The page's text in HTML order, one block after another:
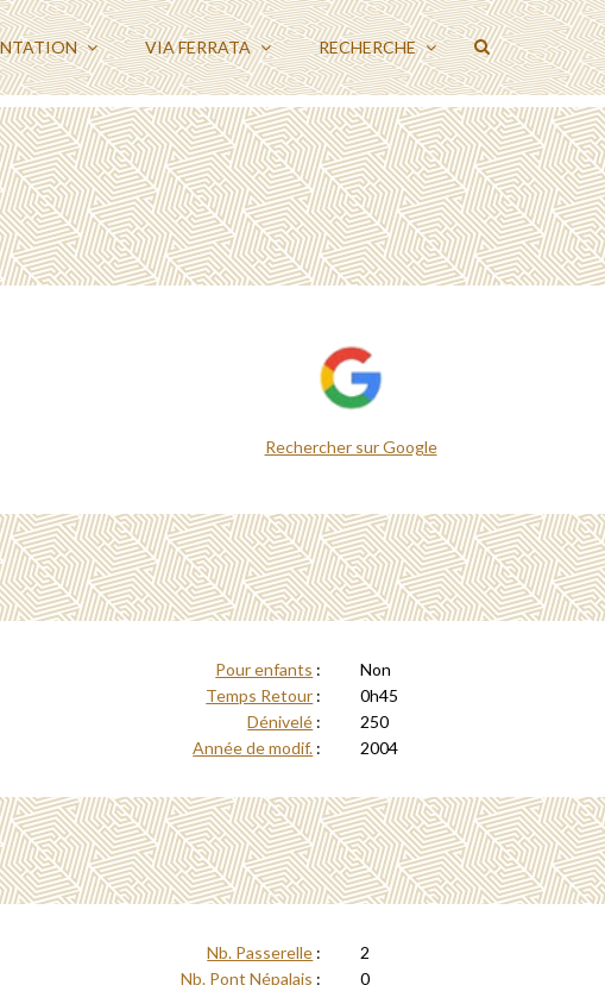
VIA FERRATA RECHERCHE
Rechercher sur Google
Pour enfants :
Non
Temps Retour :
0h45
Dénivelé :
250
Année de modif. : 2004
Nb. Passerelle :
2
Nb. Pont Népalais :
0